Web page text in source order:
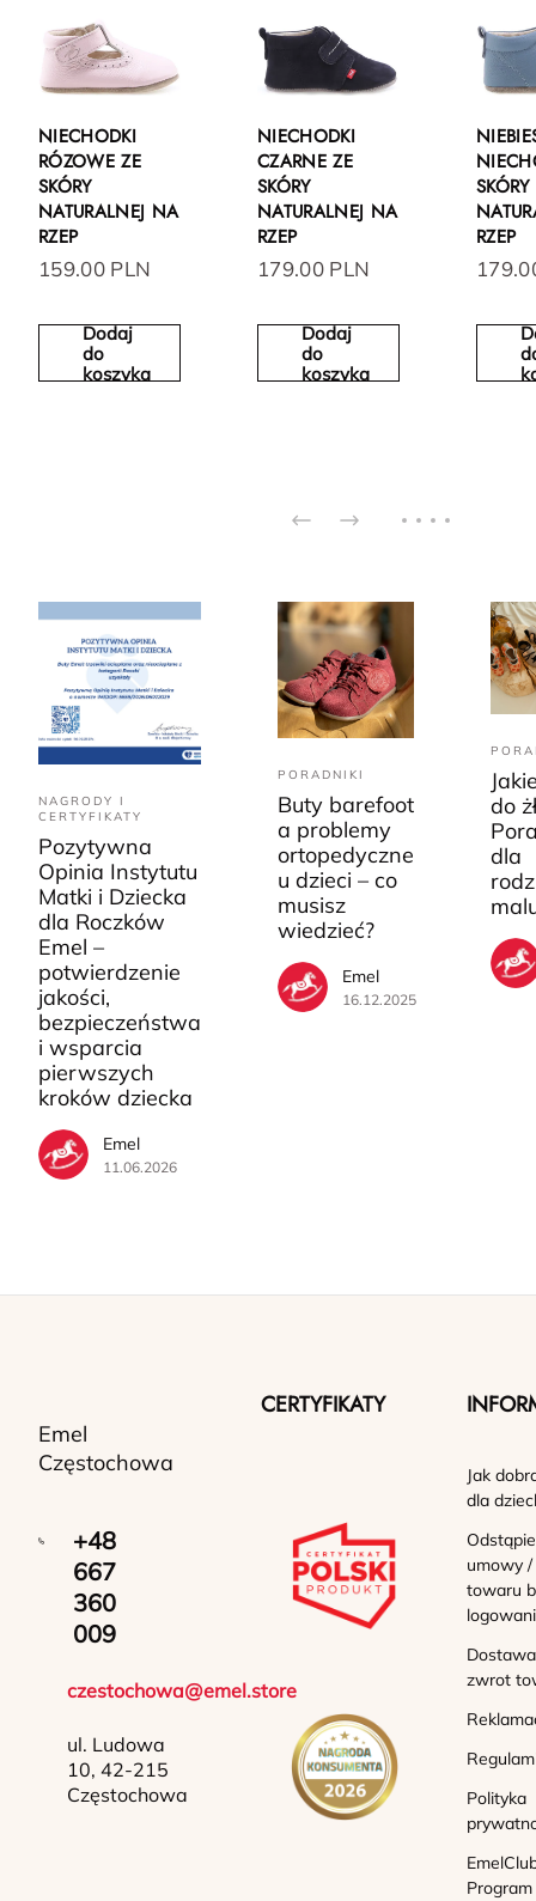
NIECHODKI
RÓZOWE ZE
SKÓRY
NATURALNEJ NA
RZEP
159.00 PLN
Dodaj
do
koszyka
NIECHODKI
CZARNE ZE
SKÓRY
NATURALNEJ NA
RZEP
179.00 PLN
Dodaj
do
koszyka
SKÓRY
RZEP
NAGRODY I
CERTYFIKATY
Pozytywna
Opinia Instytutu
Matki i Dziecka
dla Roczków
Emel –
potwierdzenie
jakości,
bezpieczeństwa
i wsparcia
pierwszych
kroków dziecka
Emel
11.06.2026
PORADNIKI
Buty barefoot
a problemy
ortopedyczne
u dzieci – co
musisz
wiedzieć?
Emel
16.12.2025
do
dla
Emel
Częstochowa
+48
667
360
009
czestochowa@emel.store
ul. Ludowa
10, 42-215
Częstochowa
CERTYFIKATY
Jak
dla
umowy
towaru
zwrot
Polityka
Program